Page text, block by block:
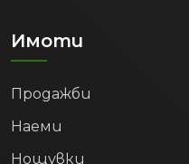
Имоти
Продажби
Наеми
Нощувки